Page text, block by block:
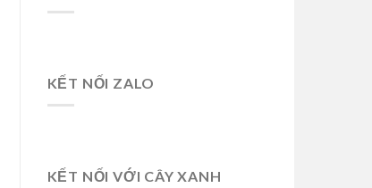
KẾT NỐI ZALO
KẾT NỐI VỚI CÂY XANH